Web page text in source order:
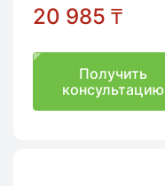
20 985 ₸
Получить
консультацию